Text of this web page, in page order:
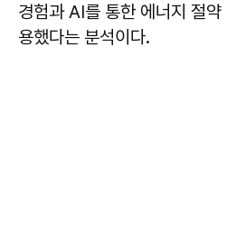
경험과 AI를 통한 에너지 절
용했다는 분석이다.